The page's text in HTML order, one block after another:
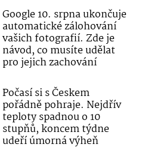
Google 10. srpna ukončuje
automatické zálohování
vašich fotografií. Zde je
návod, co musíte udělat
pro jejich zachování
Počasí si s Českem
pořádně pohraje. Nejdřív
teploty spadnou o 10
stupňů, koncem týdne
udeří úmorná výheň